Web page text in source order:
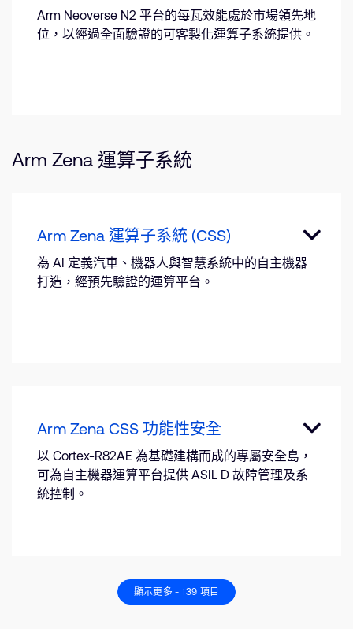
Arm Neoverse N2 平台的每瓦效能處於市場領先地
位，以經過全面驗證的可客製化運算子系統提供。
Arm Zena 運算子系統
Arm Zena 運算子系統 (CSS)
為 AI 定義汽車、機器人與智慧系統中的自主機器
打造，經預先驗證的運算平台。
Arm Zena CSS 功能性安全
以 Cortex-R82AE 為基礎建構而成的專屬安全島，
可為自主機器運算平台提供 ASIL D 故障管理及系
統控制。
顯示更多 - 139 項目